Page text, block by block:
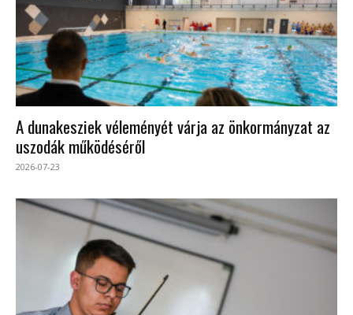
A dunakesziek véleményét várja az önkormányzat az
uszodák működéséről
2026-07-23